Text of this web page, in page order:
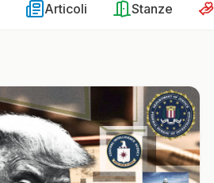
Articoli Stanze